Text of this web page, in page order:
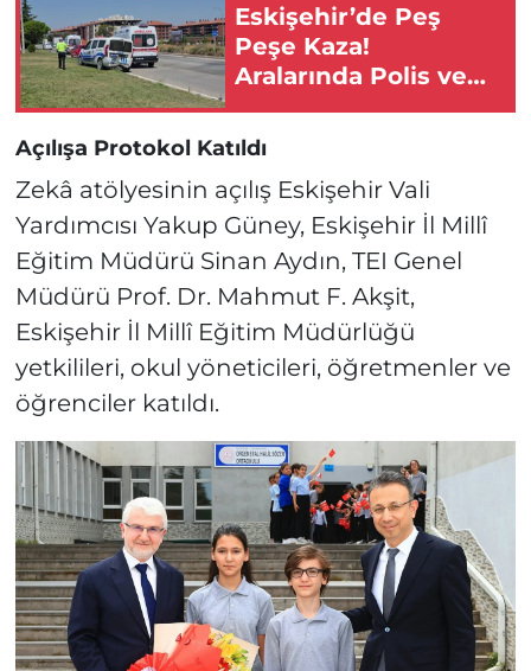
Eskişehir’de Peş
Peşe Kaza!
Aralarında Polis ve
Bekçinin de
Bulunduğu Çok
Sayıda Yaralı Var!
Açılışa Protokol Katıldı
Zekâ atölyesinin açılış Eskişehir Vali
Yardımcısı Yakup Güney, Eskişehir İl Millî
Eğitim Müdürü Sinan Aydın, TEI Genel
Müdürü Prof. Dr. Mahmut F. Akşit,
Eskişehir İl Millî Eğitim Müdürlüğü
yetkilileri, okul yöneticileri, öğretmenler ve
öğrenciler katıldı.